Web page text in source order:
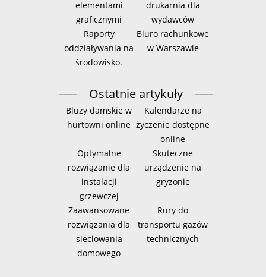
elementami
graficznymi
drukarnia dla
wydawców
Raporty
oddziaływania na
środowisko.
Biuro rachunkowe
w Warszawie
Ostatnie artykuły
Bluzy damskie w
hurtowni online
Kalendarze na
życzenie dostępne
online
Optymalne
rozwiązanie dla
instalacji
grzewczej
Skuteczne
urządzenie na
gryzonie
Zaawansowane
rozwiązania dla
sieciowania
domowego
Rury do
transportu gazów
technicznych